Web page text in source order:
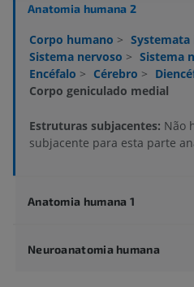
Anatomia humana 2
Corpo humano >
Sistema nervoso > Sistema
Encéfalo > Cérebro >
Corpo geniculado medial
Estruturas subjacentes: Não
subjacente para esta parte
Anatomia humana 1
Neuroanatomia humana